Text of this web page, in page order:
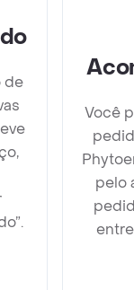
de
Você
pelo